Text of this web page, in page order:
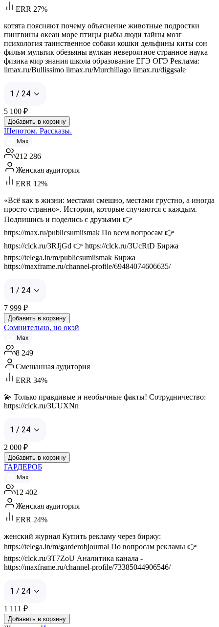
ERR 27%
котята поясняют почему объяснение животные подростки
пингвины океан море птицы рыбы люди тайны мозг
психология таинственное собаки кошки дельфины киты сон
фильм мультик обезьяны вулкан невероятное странное наука
физика мир знания школа образование ЕГЭ ОГЭ Реклама:
iimax.ru/Bullissimo iimax.ru/Murchillago iimax.ru/diggsale
1 / 24
5 100 ₽
Добавить в корзину
Шепотом. Рассказы.
Max
212 286
Женская аудитория
ERR 12%
«Всё как в жизни: местами смешно, местами грустно, а иногда
просто странно». Истории, которые случаются с каждым.
Подпишись и поделись с друзьями 👉
https://max.ru/publicsumiismak По всем вопросам 👉
https://clck.ru/3RJjGd 👉 https://clck.ru/3UcRtD Биржа
https://telega.in/m/publicsumiismak Биржа
https://maxframe.ru/channel-profile/69484074606635/
1 / 24
7 999 ₽
Добавить в корзину
Сомнительно, но окэй
Max
8 249
Смешанная аудитория
ERR 34%
💫 Только правдивые и необычные факты! Сотрудничество:
https://clck.ru/3UUXNn
1 / 24
2 000 ₽
Добавить в корзину
ГАРДЕРОБ
Max
12 402
Женская аудитория
ERR 24%
женский журнал Купить рекламу через биржу:
https://telega.in/m/garderobjournal По вопросам рекламы 👉
https://clck.ru/3T7ZoU Аналитика канала -
https://maxframe.ru/channel-profile/73385044906546/
1 / 24
1 111 ₽
Добавить в корзину